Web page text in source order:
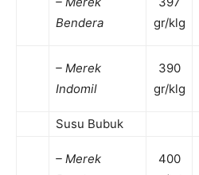
Bendera
gr/klg
– Merek
Indomil
390
gr/klg
Susu Bubuk
– Merek
400